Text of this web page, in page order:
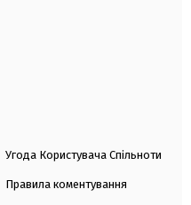
Угода Користувача Спільноти
Правила коментування